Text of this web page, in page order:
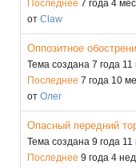
Последнее 7 года 4
от Claw
Оппозитное
Тема создана 7 года 11
Последнее 7 года 10
от Олег
Опасный передний
Тема создана 9 года 11
Последнее 9 года 4